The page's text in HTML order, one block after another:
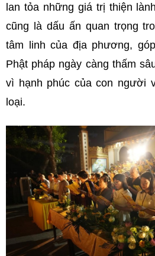
lan tỏa những giá trị thiện
cũng là dấu ấn quan trọng
tâm linh của địa phương,
Phật pháp ngày càng thấm
vì hạnh phúc của con người
loại.